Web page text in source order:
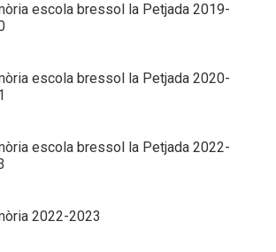
escola bressol la Petjada 2019-
escola bressol la Petjada 2020-
escola bressol la Petjada 2022-
2022-2023